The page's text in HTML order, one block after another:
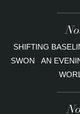
SHIFTING
SWON
AN